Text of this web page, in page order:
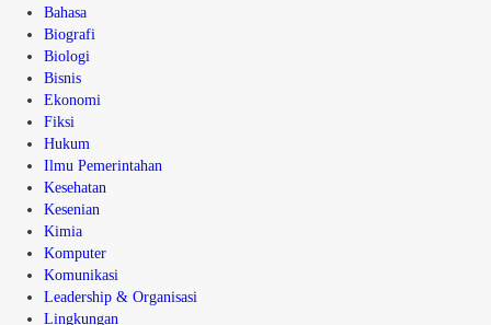
Bahasa
Biografi
Biologi
Bisnis
Ekonomi
Fiksi
Hukum
Ilmu Pemerintahan
Kesehatan
Kesenian
Kimia
Komputer
Komunikasi
Leadership & Organisasi
Lingkungan